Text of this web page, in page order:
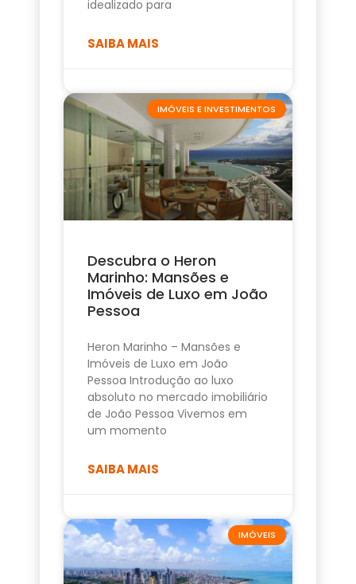
idealizado para
SAIBA MAIS
IMÓVEIS E INVESTIMENTOS
Descubra o Heron
Marinho: Mansões e
Imóveis de Luxo em João
Pessoa
Heron Marinho – Mansões e
Imóveis de Luxo em João
Pessoa Introdução ao luxo
absoluto no mercado imobiliário
de João Pessoa Vivemos em
um momento
SAIBA MAIS
IMÓVEIS